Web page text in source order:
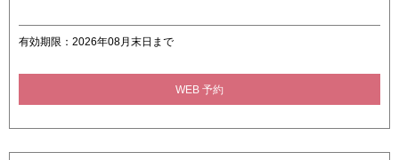
有効期限：2026年08月末日まで
WEB 予約